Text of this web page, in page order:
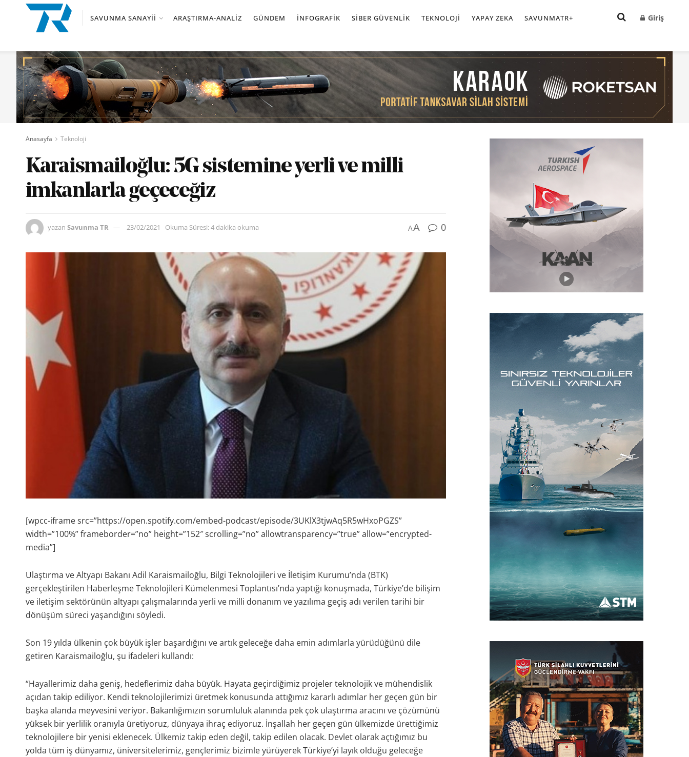
SAVUNMA SANAYII ARAŞTIRMA-ANALIZ GÜNDEM İNFOGRAFIK SIBER GÜVENLIK TEKNOLOJI YAPAY ZEKA SAVUNMATR+ Giriş
Anasayfa Teknoloji
Karaismailoğlu: 5G sistemine yerli ve milli
imkanlarla geçeceğiz
yazan Savunma TR 23/02/2021 Okuma Süresi: 4 dakika okuma AA 0
[wpcc-iframe src=”https://open.spotify.com/embed-podcast/episode/3UKlX3tjwAq5R5wHxoPGZS”
width=”100%” frameborder=”no” height=”152″ scrolling=”no” allowtransparency=”true” allow=”encrypted-
media”]
Ulaştırma ve Altyapı Bakanı Adil Karaismailoğlu, Bilgi Teknolojileri ve İletişim Kurumu’nda (BTK)
gerçekleştirilen Haberleşme Teknolojileri Kümelenmesi Toplantısı’nda yaptığı konuşmada, Türkiye’de bilişim
ve iletişim sektörünün altyapı çalışmalarında yerli ve milli donanım ve yazılıma geçiş adı verilen tarihi bir
dönüşüm süreci yaşandığını söyledi.
Son 19 yılda ülkenin çok büyük işler başardığını ve artık geleceğe daha emin adımlarla yürüdüğünü dile
getiren Karaismailoğlu, şu ifadeleri kullandı:
“Hayallerimiz daha geniş, hedeflerimiz daha büyük. Hayata geçirdiğimiz projeler teknolojik ve mühendislik
açıdan takip ediliyor. Kendi teknolojilerimizi üretmek konusunda attığımız kararlı adımlar her geçen gün bir
başka alanda meyvesini veriyor. Bakanlığımızın sorumluluk alanında pek çok ulaştırma aracını ve çözümünü
yüksek bir yerlilik oranıyla üretiyoruz, dünyaya ihraç ediyoruz. İnşallah her geçen gün ülkemizde ürettiğimiz
teknolojilere bir yenisi eklenecek. Ülkemiz takip eden değil, takip edilen olacak. Devlet olarak açtığımız bu
yolda tüm iş dünyamız, üniversitelerimiz, gençlerimiz bizimle yürüyerek Türkiye’yi layık olduğu geleceğe